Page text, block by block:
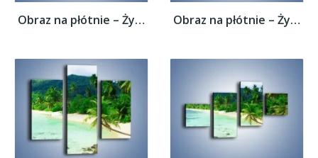
Obraz na płótnie – Życie na bezludnej... Obraz na płótnie – Życie na bezludnej...